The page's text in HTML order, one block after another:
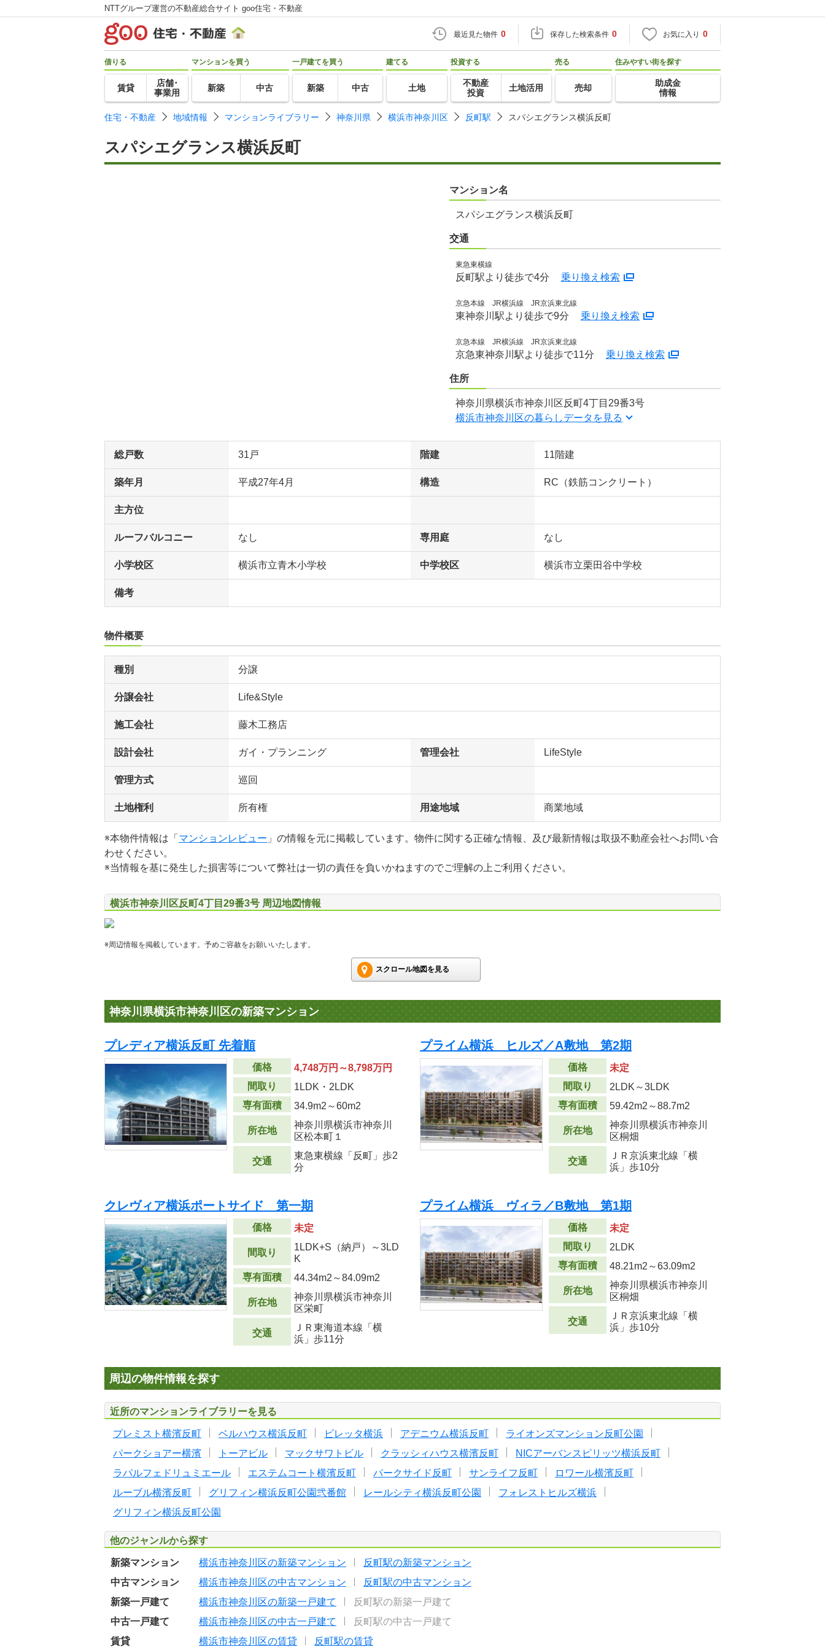
NTTグループ運営の不動産総合サイト goo住宅・不動産
最近見た物件 0 保存した検索条件 0 お気に入り 0
借りる
賃貸
店舗･
事業用
マンションを買う
新築 中古
一戸建てを買う
新築 中古
建てる
土地
投資する
不動産
投資
土地活用
売る
売却
住みやすい街を探す
助成金
情報
住宅・不動産 地域情報 マンションライブラリー 神奈川県 横浜市神奈川区 反町駅 スパシエグランス横浜反町
スパシエグランス横浜反町
マンション名
スパシエグランス横浜反町
交通
東急東横線
反町駅より徒歩で4分 乗り換え検索
京急本線 JR横浜線 JR京浜東北線
東神奈川駅より徒歩で9分 乗り換え検索
京急本線 JR横浜線 JR京浜東北線
京急東神奈川駅より徒歩で11分 乗り換え検索
住所
神奈川県横浜市神奈川区反町4丁目29番3号
横浜市神奈川区の暮らしデータを見る
総戸数 31戸 階建 11階建
築年月 平成27年4月 構造 RC（鉄筋コンクリート）
主方位
ルーフバルコニー なし 専用庭 なし
小学校区 横浜市立青木小学校 中学校区 横浜市立栗田谷中学校
備考
物件概要
種別 分譲
分譲会社 Life&Style
施工会社 藤木工務店
設計会社 ガイ・プランニング 管理会社 LifeStyle
管理方式 巡回
土地権利 所有権 用途地域 商業地域
※本物件情報は「 マンションレビュー 」の情報を元に掲載しています。物件に関する正確な情報、及び最新情報は取扱不動産会社へお問い合
わせください。
※当情報を基に発生した損害等について弊社は一切の責任を負いかねますのでご理解の上ご利用ください。
横浜市神奈川区反町4丁目29番3号 周辺地図情報
※周辺情報を掲載しています。予めご容赦をお願いいたします。
スクロール地図を見る
神奈川県横浜市神奈川区の新築マンション
プレディア横浜反町 先着順
価格
4,748万円～8,798万円
間取り
1LDK・2LDK
専有面積
34.9m2 ～60m2
所在地
神奈川県横浜市神奈川
区松本町１
交通
東急東横線「反町」歩2
分
プライム横浜 ヒルズ／A敷地 第2期
価格
未定
間取り
2LDK～3LDK
専有面積
59.42m2 ～88.7m2
所在地
神奈川県横浜市神奈川
区桐畑
交通
ＪＲ京浜東北線「横
浜」歩10分
クレヴィア横浜ポートサイド 第一期
価格 未定
間取り
1LDK+S（納戸）～3LD
K
専有面積
44.34m2 ～84.09m2
所在地
神奈川県横浜市神奈川
区栄町
交通
ＪＲ東海道本線「横
浜」歩11分
プライム横浜 ヴィラ／B敷地 第1期
価格
未定
間取り
2LDK
専有面積
48.21m2 ～63.09m2
所在地
神奈川県横浜市神奈川
区桐畑
交通
ＪＲ京浜東北線「横
浜」歩10分
周辺の物件情報を探す
近所のマンションライブラリーを見る
プレミスト横濱反町 ベルハウス横浜反町 ビレッタ横浜 アデニウム横浜反町
ライオンズマンション反町公園
パークショアー横濱
トーアビル マックサワトビル クラッシィハウス横濱反町
NICアーバンスピリッツ横浜反町
ラパルフェドリュミエール
エステムコート横濱反町 パークサイド反町 サンライフ反町
ロワール横濱反町
ルーブル横濱反町
グリフィン横浜反町公園弐番館 レールシティ横浜反町公園
フォレストヒルズ横浜
グリフィン横浜反町公園
他のジャンルから探す
新築マンション 横浜市神奈川区の新築マンション
反町駅の新築マンション
中古マンション
横浜市神奈川区の中古マンション
反町駅の中古マンション
新築一戸建て
横浜市神奈川区の新築一戸建て
反町駅の新築一戸建て
中古一戸建て
横浜市神奈川区の中古一戸建て
反町駅の中古一戸建て
賃貸
横浜市神奈川区の賃貸 反町駅の賃貸